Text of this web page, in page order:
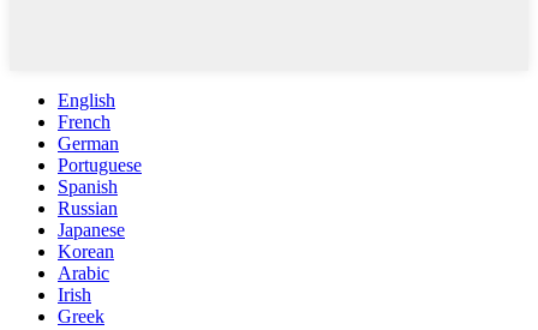
English
French
German
Portuguese
Spanish
Russian
Japanese
Korean
Arabic
Irish
Greek